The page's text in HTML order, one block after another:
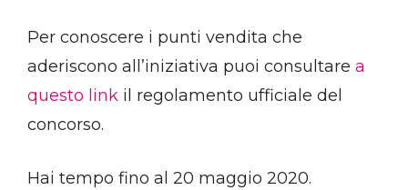
Per conoscere i punti vendita che
aderiscono all’iniziativa puoi consultare a
questo link il regolamento ufficiale del
concorso.
Hai tempo fino al 20 maggio 2020.